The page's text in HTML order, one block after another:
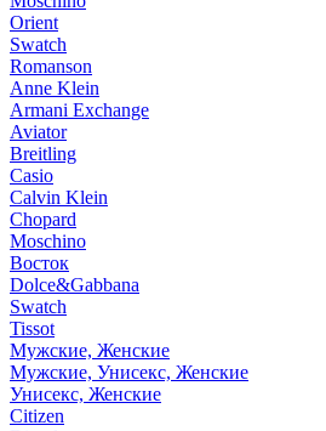
Orient
Swatch
Romanson
Anne Klein
Armani Exchange
Aviator
Breitling
Casio
Calvin Klein
Chopard
Moschino
Восток
Dolce&Gabbana
Swatch
Tissot
Мужские, Женские
Мужские, Унисекс, Женские
Унисекс, Женские
Citizen